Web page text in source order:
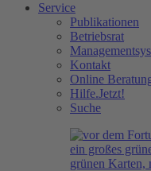
Service
Publikationen
Betriebsrat
Kontakt
Online
Hilfe.Jetzt!
Suche